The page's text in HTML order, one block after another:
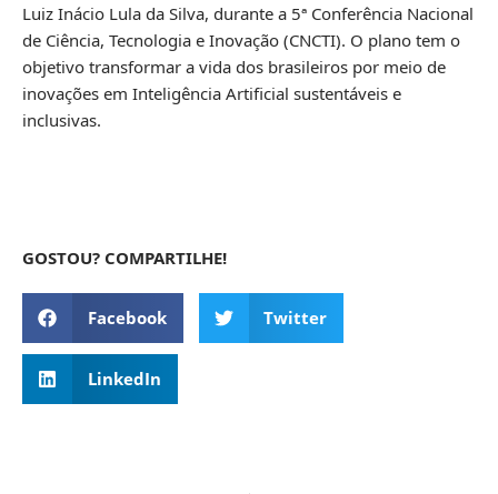
Luiz Inácio Lula da Silva, durante a 5ª Conferência Nacional
de Ciência, Tecnologia e Inovação (CNCTI). O plano tem o
objetivo transformar a vida dos brasileiros por meio de
inovações em Inteligência Artificial sustentáveis e
inclusivas.
GOSTOU? COMPARTILHE!
Facebook Twitter
LinkedIn